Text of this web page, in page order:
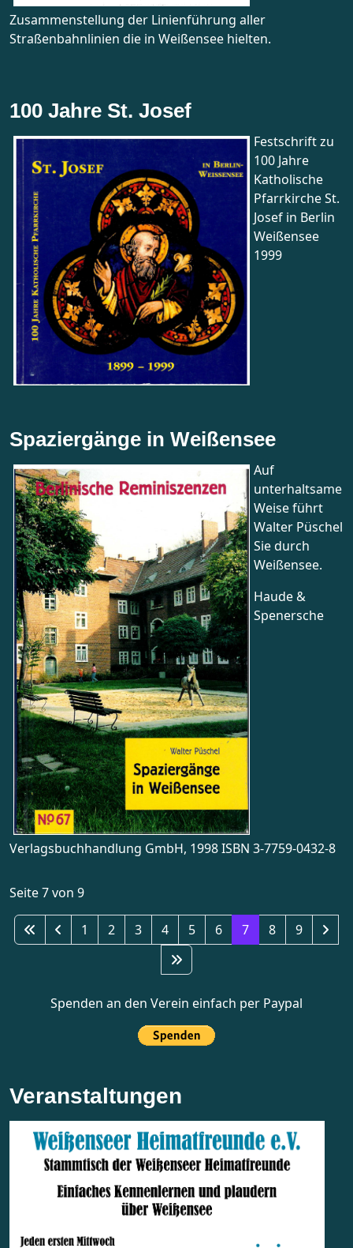
Zusammenstellung der Linienführung aller
Straßenbahnlinien die in Weißensee hielten.
100 Jahre St. Josef
Festschrift zu
100 Jahre
Katholische
Pfarrkirche St.
Josef in Berlin
Weißensee
1999
Spaziergänge in Weißensee
Auf
unterhaltsame
Weise führt
Walter Püschel
Sie durch
Weißensee.
Haude &
Spenersche
Verlagsbuchhandlung GmbH, 1998 ISBN 3-7759-0432-8
Seite 7 von 9
1 2 3 4 5 6 7 8 9
Spenden an den Verein einfach per Paypal
Veranstaltungen